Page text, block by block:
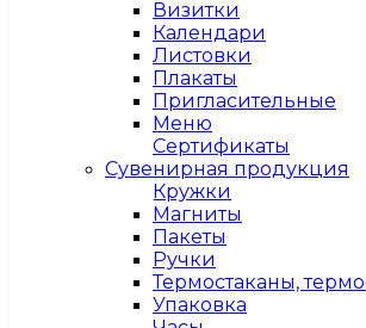
Визитки
Календари
Листовки
Плакаты
Пригласительные
Меню
Сертификаты
Сувенирная продукция
Кружки
Магниты
Пакеты
Ручки
Термостаканы,
Упаковка